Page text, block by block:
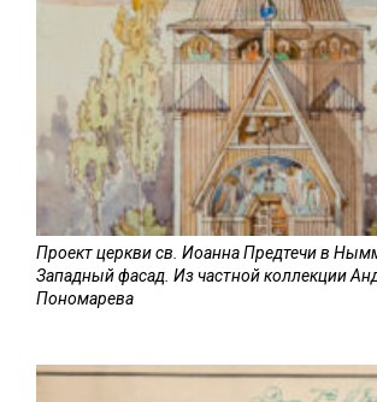
Проект церкви св. Иоанна Предтечи в
Западный фасад. Из частной коллекции
Пономарева